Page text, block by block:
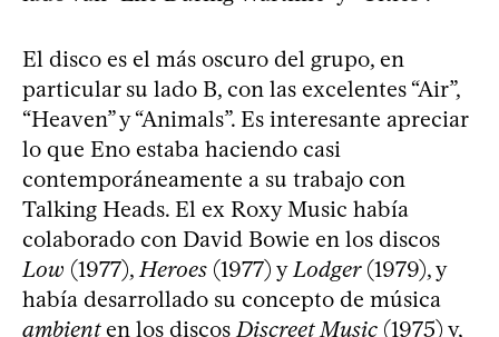
El disco es el más oscuro del grupo, en
particular su lado B, con las excelentes “Air”,
“Heaven” y “Animals”. Es interesante apreciar
lo que Eno estaba haciendo casi
contemporáneamente a su trabajo con
Talking Heads. El ex Roxy Music había
colaborado con David Bowie en los discos
Low (1977), Heroes (1977) y Lodger(1979), y
había desarrollado su concepto de música
ambienten los discos Discreet Music (1975) y,